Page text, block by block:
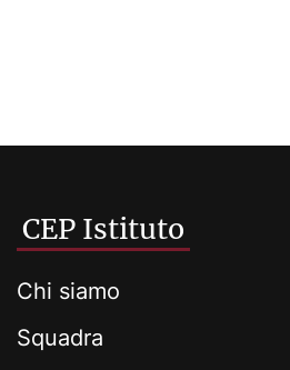
CEP Istituto
Chi siamo
Squadra